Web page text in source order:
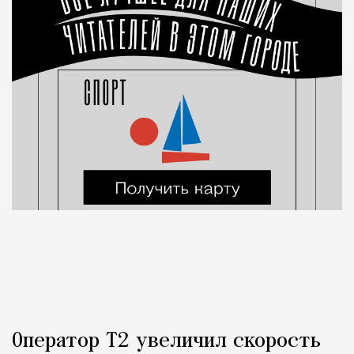
Оператор Т2 увеличил скорость